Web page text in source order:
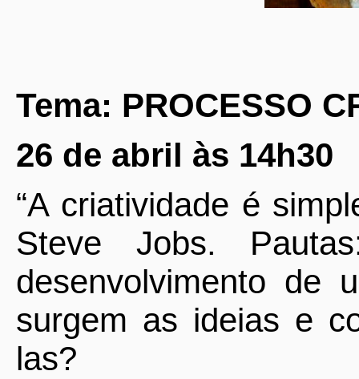
Tema: PROCESSO
26 de abril às 14h30
“A criatividade é
Steve Jobs.
desenvolvimento de
surgem as ideias e
las?